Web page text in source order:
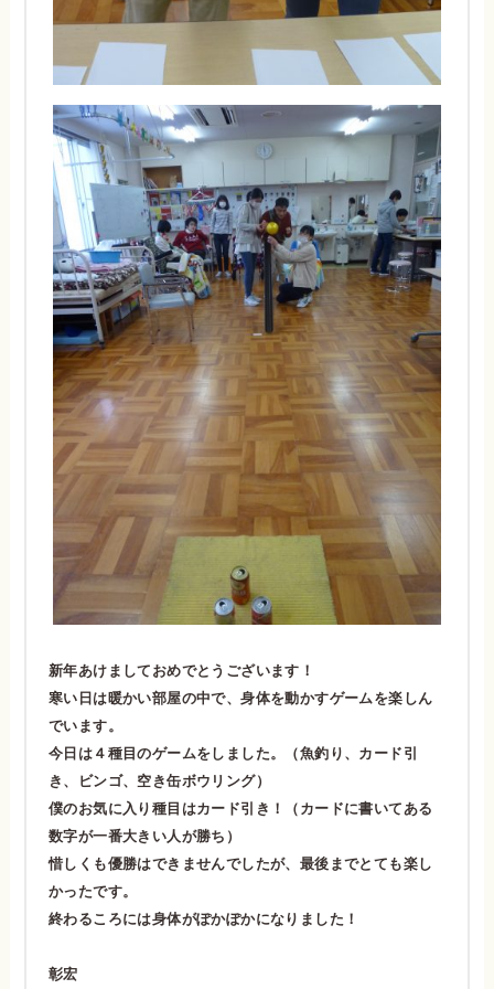
新年あけましておめでとうございます！
寒い日は暖かい部屋の中で、身体を動かすゲームを楽しん
でいます。
今日は４種目のゲームをしました。（魚釣り、カード引
き、ビンゴ、空き缶ボウリング）
僕のお気に入り種目はカード引き！（カードに書いてある
数字が一番大きい人が勝ち）
惜しくも優勝はできませんでしたが、最後までとても楽し
かったです。
終わるころには身体がぽかぽかになりました！
彰宏